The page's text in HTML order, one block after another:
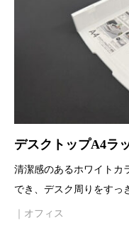
デスクトップA4ラ
清潔感のあるホワイトカ
でき、デスク周りをすっ
｜オフィス